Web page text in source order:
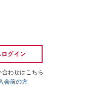
わせはこちら
会前の方